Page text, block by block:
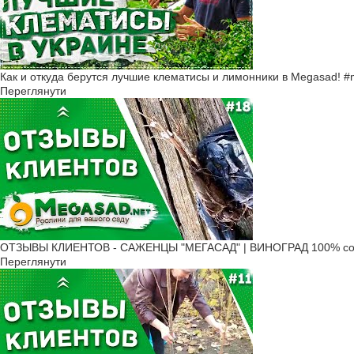
Как и откуда берутся лучшие клематисы и лимонники в Megasad!
Переглянути
ОТЗЫВЫ КЛИЕНТОВ - САЖЕНЦЫ "МЕГАСАД" | ВИНОГРАД 100%
Переглянути